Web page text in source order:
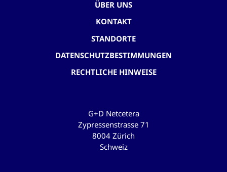
ÜBER UNS
KONTAKT
STANDORTE
DATENSCHUTZBESTIMMUNGEN
RECHTLICHE HINWEISE
G+D Netcetera
Zypressenstrasse 71
8004 Zürich
Schweiz